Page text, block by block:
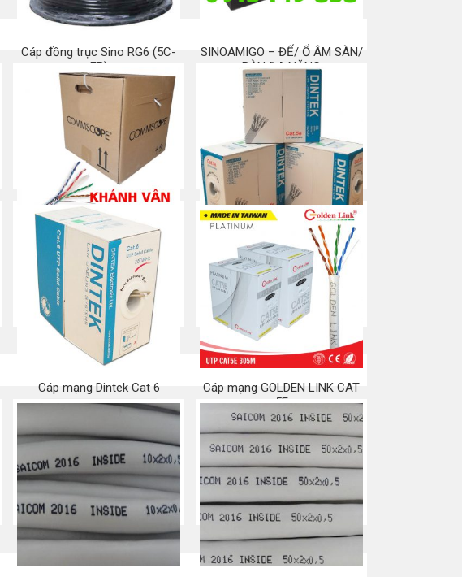
Cáp đồng trục Sino RG6 (5C-
FB)
Mua ngay
SINOAMIGO – ĐẾ/ Ổ ÂM SÀN/
BÀN ĐA NĂNG
Mua ngay
Cáp mạng Commscope Cat
5e chống nhiễu (STP)
Mua ngay
Cáp mạng Dintek Cat 5e
Mua ngay
Cáp mạng Dintek Cat 6
Mua ngay
Cáp mạng GOLDEN LINK CAT
5E
Mua ngay